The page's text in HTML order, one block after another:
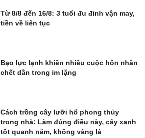
Từ 8/8 đến 16/8: 3 tuổi đu đỉnh vận may,
tiền về liên tục
Bạo lực lạnh khiến nhiều cuộc hôn nhân
chết dần trong im lặng
Cách trồng cây lưỡi hổ phong thủy
trong nhà: Làm đúng điều này, cây xanh
tốt quanh năm, không vàng lá